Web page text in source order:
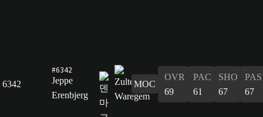
6342
#6342
Jeppe
Erenbjerg
MOC
OVR
69
PAC
61
SHO
67
PAS
67